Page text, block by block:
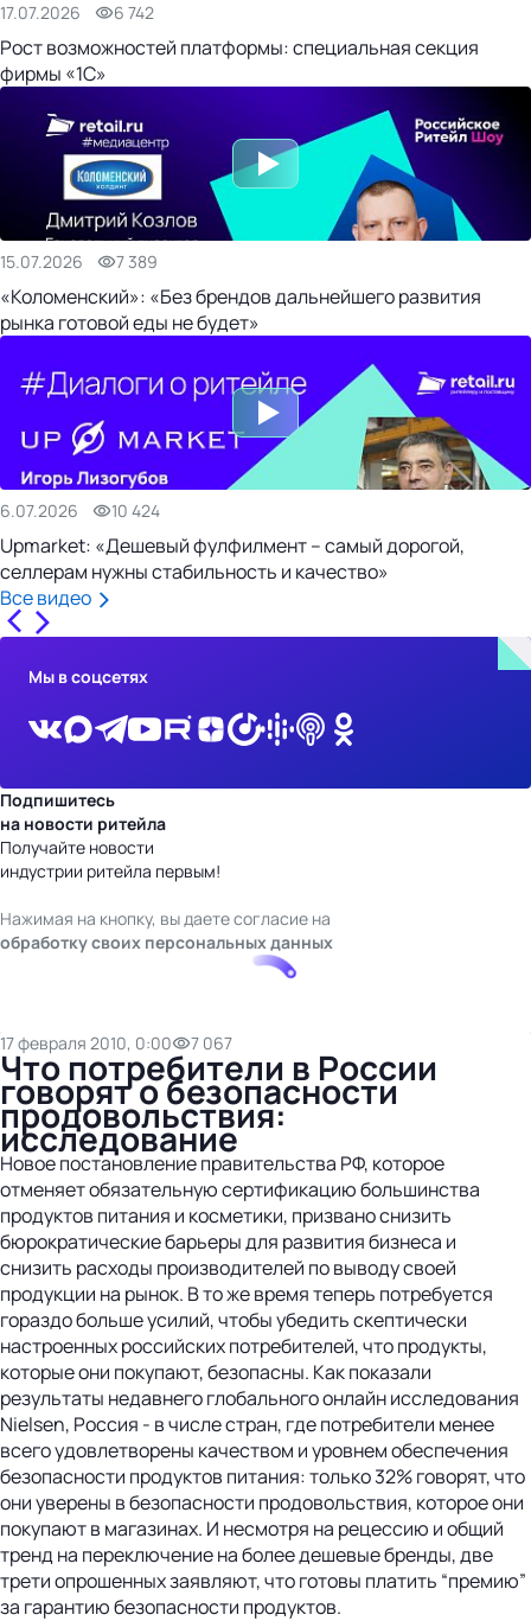
17.07.2026 6 742
Рост возможностей платформы: специальная секция
фирмы «1С»
15.07.2026 7 389
«Коломенский»: «Без брендов дальнейшего развития
рынка готовой еды не будет»
6.07.2026 10 424
Upmarket: «Дешевый фулфилмент – самый дорогой,
селлерам нужны стабильность и качество»
Все видео
Мы в соцсетях
Подпишитесь
на новости ритейла
Получайте новости
индустрии ритейла первым!
Нажимая на кнопку, вы даете согласие на
обработку своих персональных данных
17 февраля 2010, 0:00 7 067
Что потребители в России
говорят о безопасности
продовольствия:
исследование
Новое постановление правительства РФ, которое
отменяет обязательную сертификацию большинства
продуктов питания и косметики, призвано снизить
бюрократические барьеры для развития бизнеса и
снизить расходы производителей по выводу своей
продукции на рынок. В то же время теперь потребуется
гораздо больше усилий, чтобы убедить скептически
настроенных российских потребителей, что продукты,
которые они покупают, безопасны. Как показали
результаты недавнего глобального онлайн исследования
Nielsen, Россия - в числе стран, где потребители менее
всего удовлетворены качеством и уровнем обеспечения
безопасности продуктов питания: только 32% говорят, что
они уверены в безопасности продовольствия, которое они
покупают в магазинах. И несмотря на рецессию и общий
тренд на переключение на более дешевые бренды, две
трети опрошенных заявляют, что готовы платить “премию”
за гарантию безопасности продуктов.